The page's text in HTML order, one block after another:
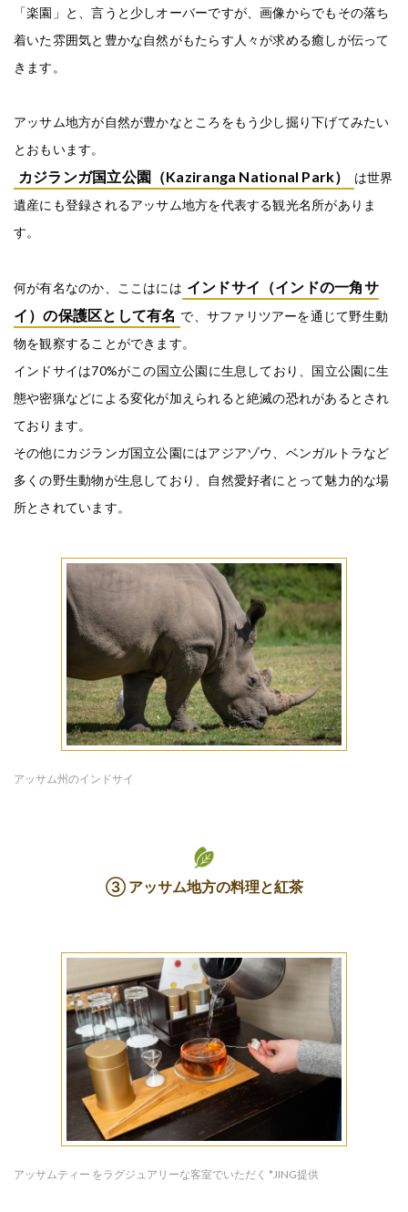
「楽園」と、言うと少しオーバーですが、画像からでもその落ち
着いた雰囲気と豊かな自然がもたらす人々が求める癒しが伝って
きます。
アッサム地方が自然が豊かなところをもう少し掘り下げてみたい
とおもいます。
カジランガ国立公園（Kaziranga National Park）
は世界
遺産にも登録されるアッサム地方を代表する観光名所がありま
す。
何が有名なのか、ここはには インドサイ（インドの一角サ
イ）の保護区として有名 で、サファリツアーを通じて野生動
物を観察することができます。
インドサイは70%がこの国立公園に生息しており、国立公園に生
態や密猟などによる変化が加えられると絶滅の恐れがあるとされ
ております。
その他にカジランガ国立公園にはアジアゾウ、ベンガルトラなど
多くの野生動物が生息しており、自然愛好者にとって魅力的な場
所とされています。
アッサム州のインドサイ
③ アッサム地方の料理と紅茶
アッサムティー をラグジュアリーな客室でいただく *JING提供